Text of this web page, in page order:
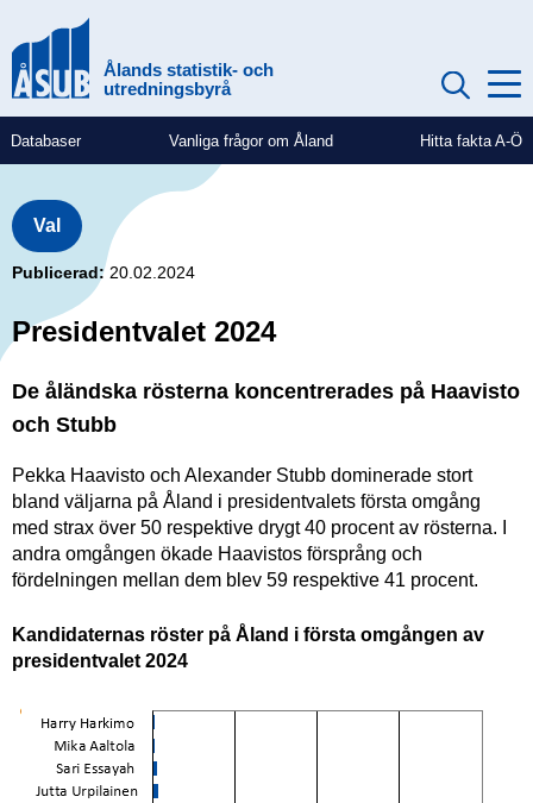
till
huvudinnehållÅlands statistik- och
utredningsbyrå
(mobile)
Databaser Vanliga frågor om Åland Hitta fakta A-Ö
Val
Publicerad 20.02.2024
Presidentvalet 2024
De åländska rösterna koncentrerades på Haavisto
och Stubb
Pekka Haavisto och Alexander Stubb dominerade stort
bland väljarna på Åland i presidentvalets första omgång
med strax över 50 respektive drygt 40 procent av rösterna. I
andra omgången ökade Haavistos försprång och
fördelningen mellan dem blev 59 respektive 41 procent.
Kandidaternas röster på Åland i första omgången av
presidentvalet 2024